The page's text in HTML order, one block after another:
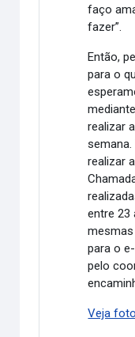
faço
fazer”.
Então,
para o
realizar
realizar
entre 23
para o
pelo
Veja